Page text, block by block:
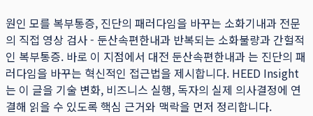
원인 모를 복부통증, 진단의 패러다임을 바꾸는 소화기내과 전문
의 직접 영상 검사 - 둔산속편한내과 반복되는 소화불량과 간헐적
인 복부통증. 바로 이 지점에서 대전 둔산속편한내과 는 진단의 패
러다임을 바꾸는 혁신적인 접근법을 제시합니다. HEED Insight
는 이 글을 기술 변화, 비즈니스 실행, 독자의 실제 의사결정에 연
결해 읽을 수 있도록 핵심 근거와 맥락을 먼저 정리합니다.